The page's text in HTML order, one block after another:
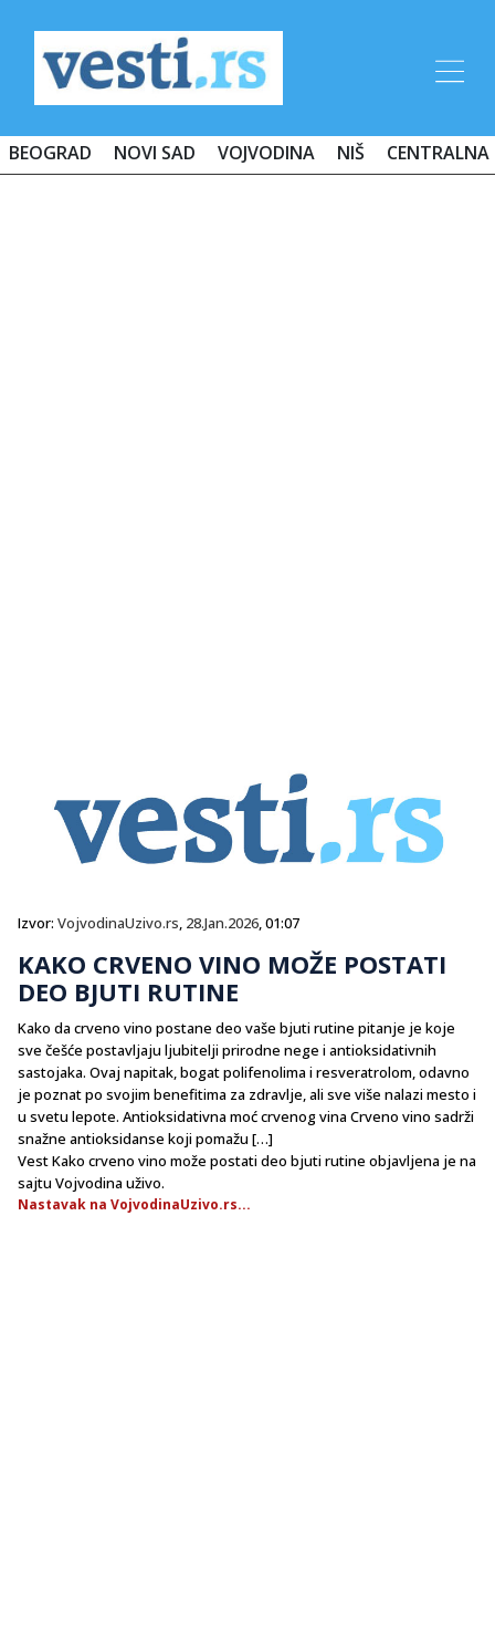
BEOGRAD NOVI SAD VOJVODINA NIŠ CENTRALNA
Izvor: VojvodinaUzivo.rs, 28.Jan.2026, 01:07
KAKO CRVENO VINO MOŽE POSTATI
DEO BJUTI RUTINE
Kako da crveno vino postane deo vaše bjuti rutine pitanje je koje
sve češće postavljaju ljubitelji prirodne nege i antioksidativnih
sastojaka. Ovaj napitak, bogat polifenolima i resveratrolom, odavno
je poznat po svojim benefitima za zdravlje, ali sve više nalazi mesto i
u svetu lepote. Antioksidativna moć crvenog vina Crveno vino sadrži
snažne antioksidanse koji pomažu […]
Vest Kako crveno vino može postati deo bjuti rutine objavljena je na
sajtu Vojvodina uživo.
Nastavak na VojvodinaUzivo.rs...